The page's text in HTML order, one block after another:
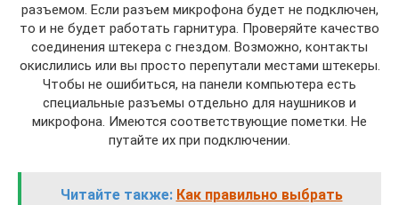
разъемом. Если разъем микрофона будет не подключен,
то и не будет работать гарнитура. Проверяйте качество
соединения штекера с гнездом. Возможно, контакты
окислились или вы просто перепутали местами штекеры.
Чтобы не ошибиться, на панели компьютера есть
специальные разъемы отдельно для наушников и
микрофона. Имеются соответствующие пометки. Не
путайте их при подключении.
Читайте также: Как правильно выбрать